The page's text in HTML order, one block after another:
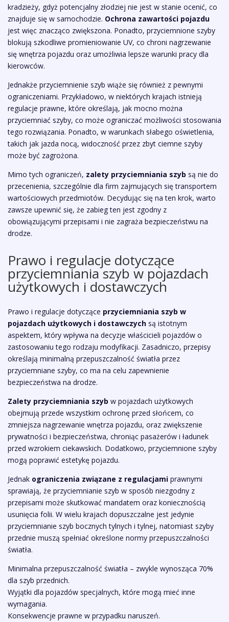
kradzieży, gdyż potencjalny złodziej nie jest w stanie ocenić, co
znajduje się w samochodzie. Ochrona zawartości pojazdu
jest więc znacząco zwiększona. Ponadto, przyciemnione szyby
blokują szkodliwe promieniowanie UV, co chroni nagrzewanie
się wnętrza pojazdu oraz umożliwia lepsze warunki pracy dla
kierowców.
Jednakże przyciemnienie szyb wiąże się również z pewnymi
ograniczeniami. Przykładowo, w niektórych krajach istnieją
regulacje prawne, które określają, jak mocno można
przyciemniać szyby, co może ograniczać możliwości stosowania
tego rozwiązania. Ponadto, w warunkach słabego oświetlenia,
takich jak jazda nocą, widoczność przez zbyt ciemne szyby
może być zagrożona.
Mimo tych ograniczeń, zalety przyciemniania szyb są nie do
przecenienia, szczególnie dla firm zajmujących się transportem
wartościowych przedmiotów. Decydując się na ten krok, warto
zawsze upewnić się, że zabieg ten jest zgodny z
obowiązującymi przepisami i nie zagraża bezpieczeństwu na
drodze.
Prawo i regulacje dotyczące
przyciemniania szyb w pojazdach
użytkowych i dostawczych
Prawo i regulacje dotyczące przyciemniania szyb w
pojazdach użytkowych i dostawczych są istotnym
aspektem, który wpływa na decyzje właścicieli pojazdów o
zastosowaniu tego rodzaju modyfikacji. Zasadniczo, przepisy
określają minimalną przepuszczalność światła przez
przyciemniane szyby, co ma na celu zapewnienie
bezpieczeństwa na drodze.
Zalety przyciemniania szyb w pojazdach użytkowych
obejmują przede wszystkim ochronę przed słońcem, co
zmniejsza nagrzewanie wnętrza pojazdu, oraz zwiększenie
prywatności i bezpieczeństwa, chroniąc pasażerów i ładunek
przed wzrokiem ciekawskich. Dodatkowo, przyciemnione szyby
mogą poprawić estetykę pojazdu.
Jednak ograniczenia związane z regulacjami prawnymi
sprawiają, że przyciemnianie szyb w sposób niezgodny z
przepisami może skutkować mandatem oraz koniecznością
usunięcia folii. W wielu krajach dopuszczalne jest jedynie
przyciemnianie szyb bocznych tylnych i tylnej, natomiast szyby
przednie muszą spełniać określone normy przepuszczalności
światła.
Minimalna przepuszczalność światła – zwykle wynosząca 70%
dla szyb przednich.
Wyjątki dla pojazdów specjalnych, które mogą mieć inne
wymagania.
Konsekwencje prawne w przypadku naruszeń.